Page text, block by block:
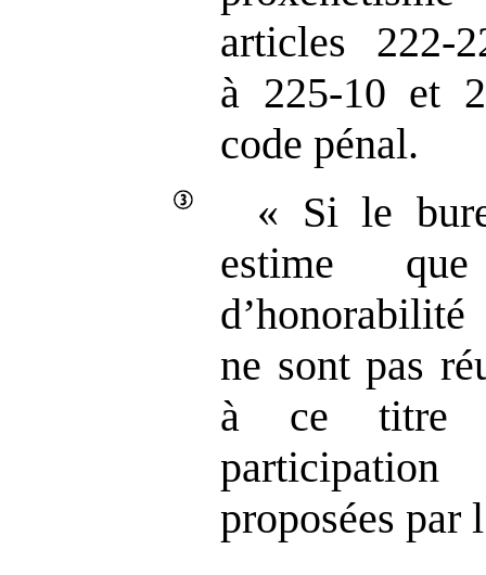
articles
à 225‑10 et
code pénal.
« Si le
estime
ne sont pas
à ce titre
proposées par